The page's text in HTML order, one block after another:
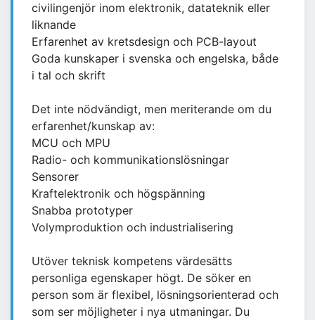
civilingenjör inom elektronik, datateknik eller
liknande
Erfarenhet av kretsdesign och PCB-layout
Goda kunskaper i svenska och engelska, både
i tal och skrift
Det inte nödvändigt, men meriterande om du
erfarenhet/kunskap av:
MCU och MPU
Radio- och kommunikationslösningar
Sensorer
Kraftelektronik och högspänning
Snabba prototyper
Volymproduktion och industrialisering
Utöver teknisk kompetens värdesätts
personliga egenskaper högt. De söker en
person som är flexibel, lösningsorienterad och
som ser möjligheter i nya utmaningar. Du